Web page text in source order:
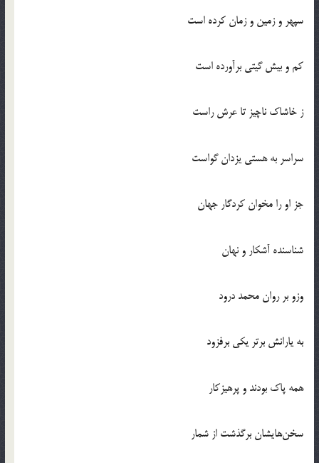
سپهر و زمين و زمان كرده است
كم و بيش گيتي برآورده است
ز خاشاك ناچيز تا عرش راست
سراسر به هستي يزدان گواست
جز او را مخوان كردگار جهان
شناسنده آشكار و نهان
وزو بر روان محمد درود
به يارانش برتر يكي برفزود
همه پاك بودند و پرهيزكار
سخن‌هايشان برگذشت از شمار